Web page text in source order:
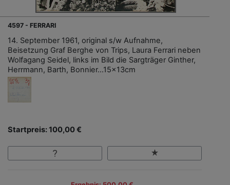
4597 - FERRARI
14. September 1961, original s/w Aufnahme,
Beisetzung Graf Berghe von Trips, Laura Ferrari neben
Wolfagang Seidel, links im Bild die Sargträger Ginther,
Herrmann, Barth, Bonnier...15x13cm
Startpreis: 100,00 €